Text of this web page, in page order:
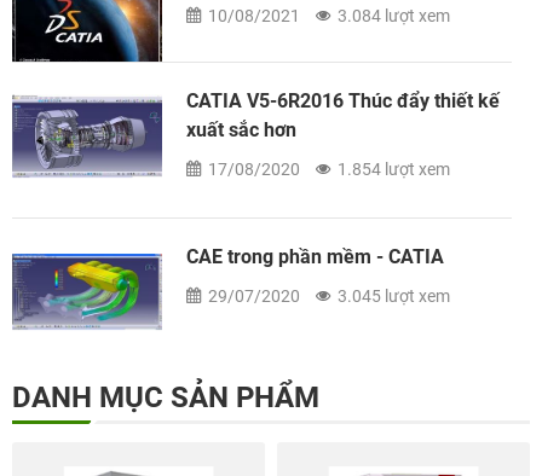
10/08/2021 3.084 lượt xem
CATIA V5-6R2016 Thúc đẩy thiết kế
xuất sắc hơn
17/08/2020 1.854 lượt xem
CAE trong phần mềm - CATIA
29/07/2020 3.045 lượt xem
DANH MỤC SẢN PHẨM